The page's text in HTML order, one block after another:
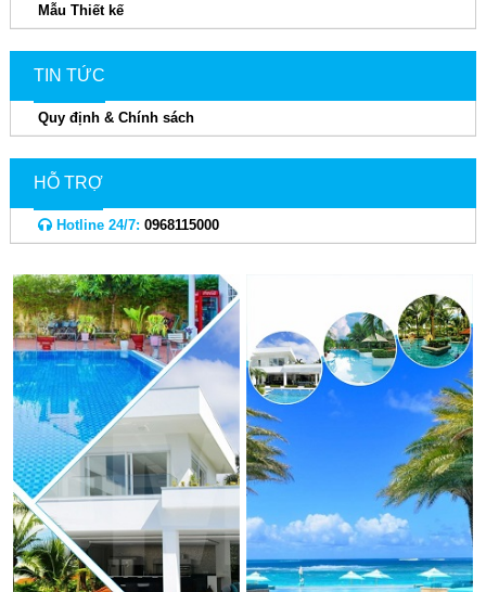
Mẫu Thiết kế
TIN TỨC
Quy định & Chính sách
HỖ TRỢ
Hotline 24/7: 0968115000